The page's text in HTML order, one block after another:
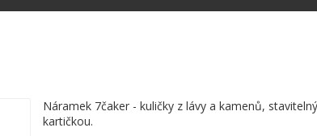
Náramek 7čaker - kuličky z lávy a kamenů,
kartičkou.